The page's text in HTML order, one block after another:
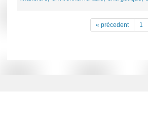
« précedent 1